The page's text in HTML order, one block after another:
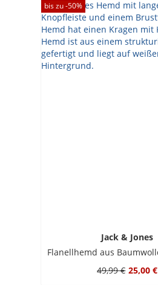
bis zu -50%
Jack & Jones
49,99 € 25,00 €